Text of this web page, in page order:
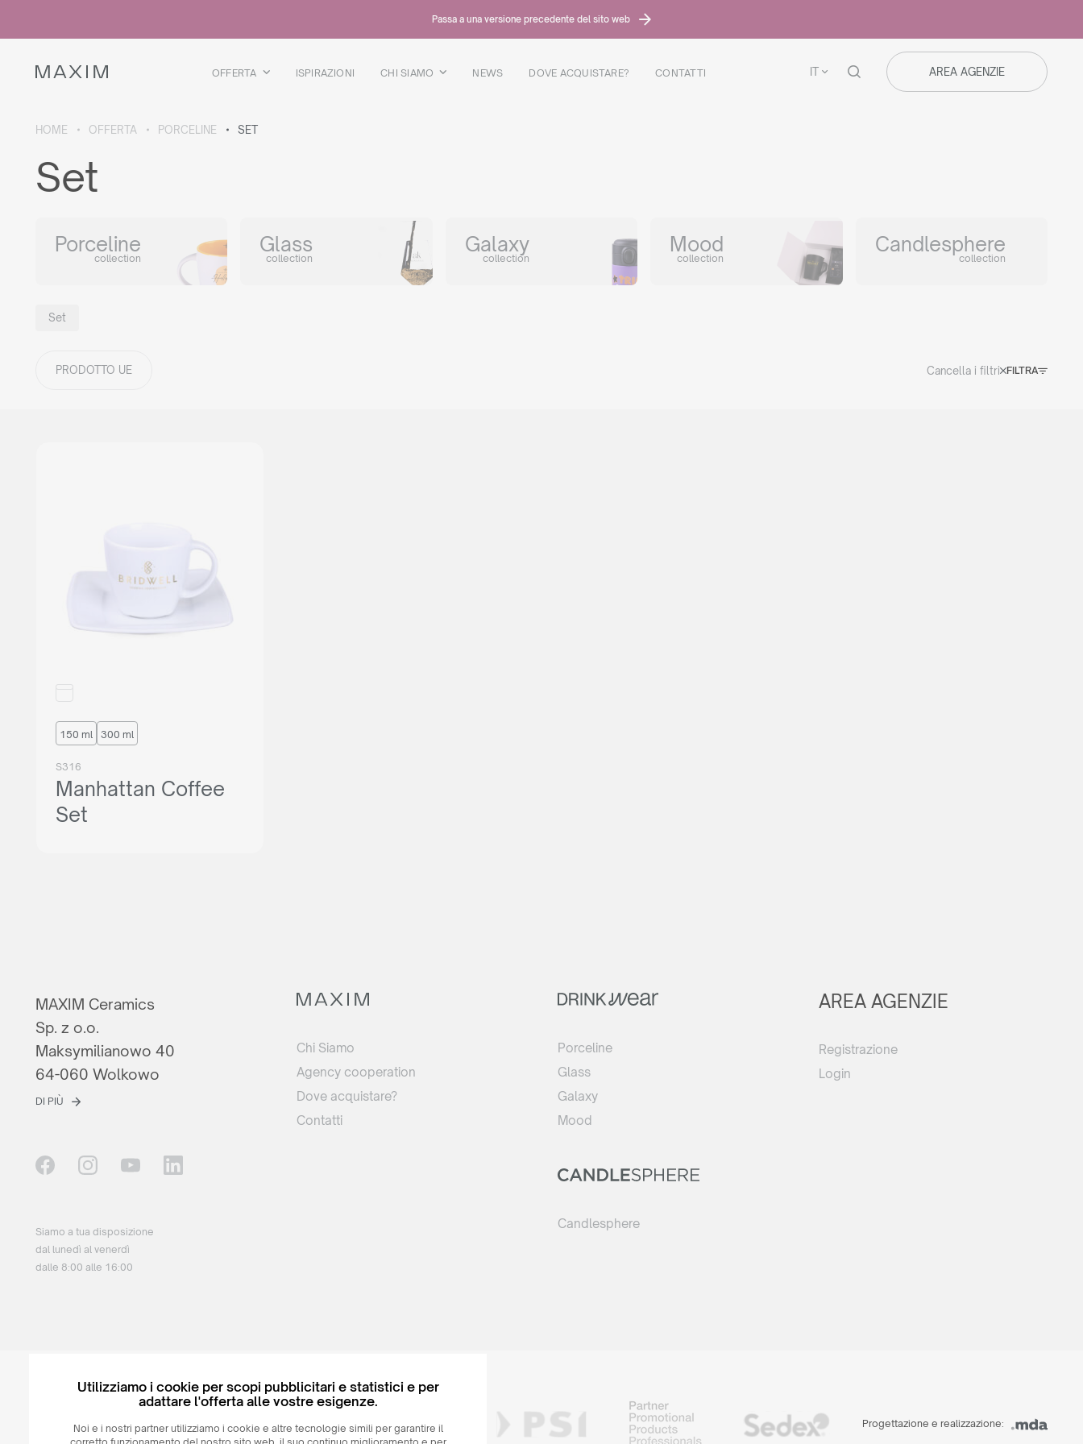
Passa a una versione precedente del sito web
OFFERTA ISPIRAZIONI CHI SIAMO NEWS DOVE ACQUISTARE? CONTATTI IT AREA AGENZIE
Bicchieri da liquore
DETTAGLI COLLEZIONE
Borracce termiche
DETTAGLI COLLEZIONE
HOME OFFERTA PORCELINE SET
Set
Porceline
collection
Glass
collection
Galaxy
collection
Mood
collection
Candlesphere
collection
Set
PRODOTTO UE Cancella i filtri FILTRA
150 ml 300 ml
S316
Manhattan Coffee
Set
MAXIM Ceramics
Sp. z o.o.
Maksymilianowo 40
64-060 Wolkowo
DI PIÙ
Siamo a tua disposizione
dal lunedì al venerdì
dalle 8:00 alle 16:00
Chi Siamo
Agency cooperation
Dove acquistare?
Contatti
Porceline
Glass
Galaxy
Mood
Candlesphere
AREA AGENZIE
Registrazione
Login
© 2026MAXIMCeramics Sp. z o. o. Progettazione e realizzazione:
Utilizziamo i cookie per scopi pubblicitari e statistici e per
adattare l'offerta alle vostre esigenze.
Noi e i nostri partner utilizziamo i cookie e altre tecnologie simili per garantire il